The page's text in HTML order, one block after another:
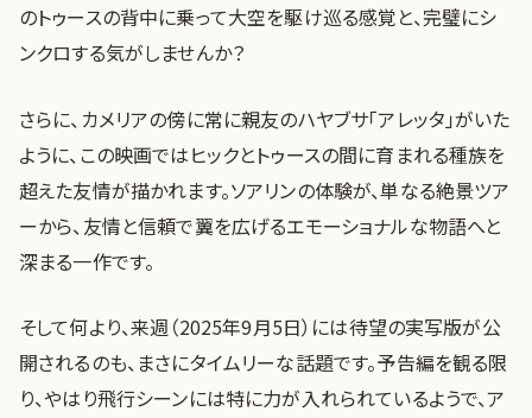
のトゥースの背中に乗って大空を駆け巡る感覚と、完璧にシ
ンクロする気がしませんか？
さらに、カメリアの傍に常に親友のハヤブサ「アレッタ」がいた
ように、この映画ではヒックとトゥースの間に育まれる種族を
超えた友情が描かれます。ソアリンの体験が、単なる絶景ツア
ーから、友情と信頼で翼を広げるエモーショナルな物語へと
深まる一作です。
そして何より、来週（2025年9月5日）には待望の実写版が公
開されるのも、まさにタイムリーな話題です。予告編を観る限
り、やはり飛行シーンには特に力が入れられているようで、ア